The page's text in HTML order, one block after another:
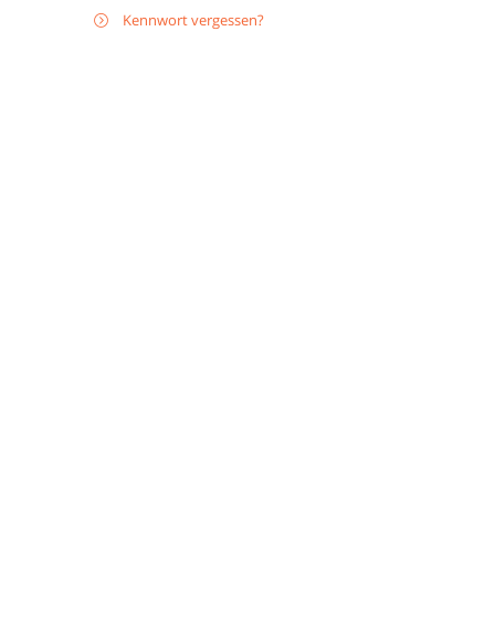
 Kennwort vergessen?